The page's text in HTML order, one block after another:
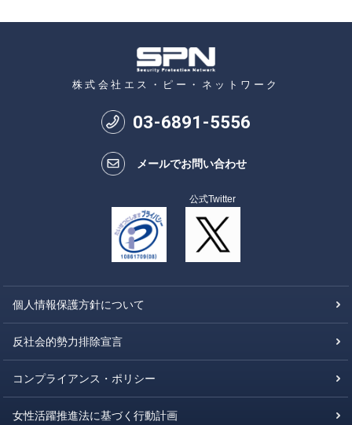
株式会社エス・ピー・ネットワーク
03-6891-5556
メールでお問い合わせ
公式Twitter
個人情報保護方針について
反社会的勢力排除宣言
コンプライアンス・ポリシー
女性活躍推進法に基づく行動計画